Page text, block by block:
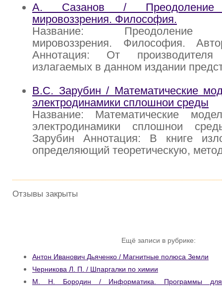
А. Сазанов / Преодоление
мировоззрения. Философия.
Название: Преодоление
мировоззрения. Философия.
Аннотация: От производителя
излагаемых в данном издании
В.С. Зарубин / Математические
электродинамики сплошнои среды
Название: Математические
электродинамики сплошнои
Зарубин Аннотация: В книге
определяющий теоретическую,
Отзывы закрыты
Ещё записи в рубрике:
Антон Иванович Дьяченко / Магнитные полюса Земли
Черникова Л. П. / Шпаргалки по химии
М. Н. Бородин / Информатика. Программы для